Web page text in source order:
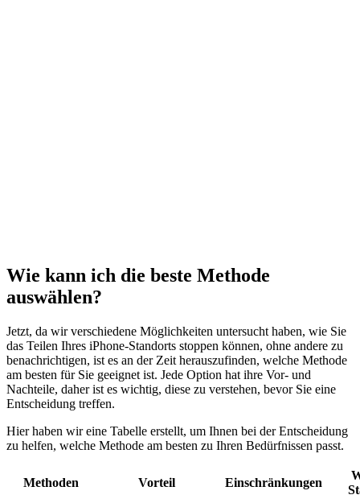
Wie kann ich die beste Methode
auswählen?
Jetzt, da wir verschiedene Möglichkeiten untersucht haben, wie Sie
das Teilen Ihres iPhone-Standorts stoppen können, ohne andere zu
benachrichtigen, ist es an der Zeit herauszufinden, welche Methode
am besten für Sie geeignet ist. Jede Option hat ihre Vor- und
Nachteile, daher ist es wichtig, diese zu verstehen, bevor Sie eine
Entscheidung treffen.
Hier haben wir eine Tabelle erstellt, um Ihnen bei der Entscheidung
zu helfen, welche Methode am besten zu Ihren Bedürfnissen passt.
Methoden Vorteil Einschränkungen